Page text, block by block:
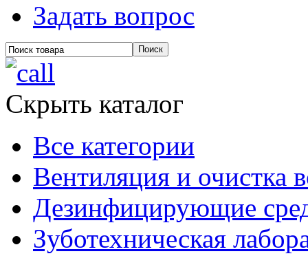
Задать вопрос
Скрыть каталог
Все категории
Вентиляция и очистка
Дезинфицирующие
Зуботехническая